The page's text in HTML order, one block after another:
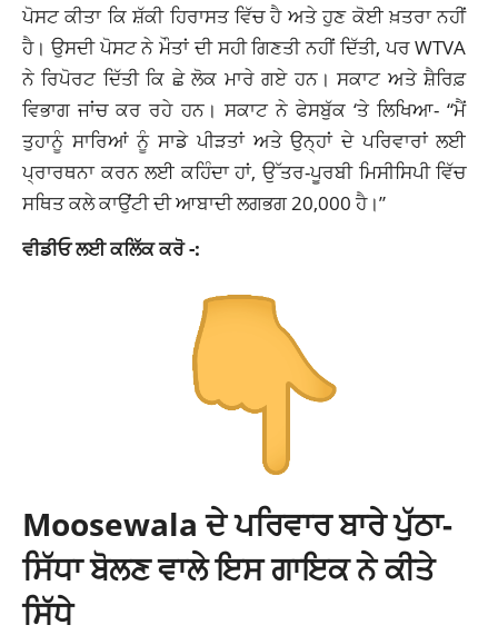
ਪੋਸਟ ਕੀਤਾ ਕਿ ਸ਼ੱਕੀ ਹਿਰਾਸਤ ਵਿੱਚ ਹੈ ਅਤੇ ਹੁਣ ਕੋਈ ਖ਼ਤਰਾ ਨਹੀਂ
ਹੈ। ਉਸਦੀ ਪੋਸਟ ਨੇ ਮੌਤਾਂ ਦੀ ਸਹੀ ਗਿਣਤੀ ਨਹੀਂ ਦਿੱਤੀ, ਪਰ WTVA
ਨੇ ਰਿਪੋਰਟ ਦਿੱਤੀ ਕਿ ਛੇ ਲੋਕ ਮਾਰੇ ਗਏ ਹਨ। ਸਕਾਟ ਅਤੇ ਸ਼ੈਰਿਫ਼
ਵਿਭਾਗ ਜਾਂਚ ਕਰ ਰਹੇ ਹਨ। ਸਕਾਟ ਨੇ ਫੇਸਬੁੱਕ ‘ਤੇ ਲਿਖਿਆ- “ਮੈਂ
ਤੁਹਾਨੂੰ ਸਾਰਿਆਂ ਨੂੰ ਸਾਡੇ ਪੀੜਤਾਂ ਅਤੇ ਉਨ੍ਹਾਂ ਦੇ ਪਰਿਵਾਰਾਂ ਲਈ
ਪ੍ਰਾਰਥਨਾ ਕਰਨ ਲਈ ਕਹਿੰਦਾ ਹਾਂ, ਉੱਤਰ-ਪੂਰਬੀ ਮਿਸੀਸਿਪੀ ਵਿੱਚ
ਸਥਿਤ ਕਲੇ ਕਾਉਂਟੀ ਦੀ ਆਬਾਦੀ ਲਗਭਗ 20,000 ਹੈ।”
ਵੀਡੀਓ ਲਈ ਕਲਿੱਕ ਕਰੋ -:
Moosewala ਦੇ ਪਰਿਵਾਰ ਬਾਰੇ ਪੁੱਠਾ-
ਸਿੱਧਾ ਬੋਲਣ ਵਾਲੇ ਇਸ ਗਾਇਕ ਨੇ ਕੀਤੇ
ਸਿੱਧੇ